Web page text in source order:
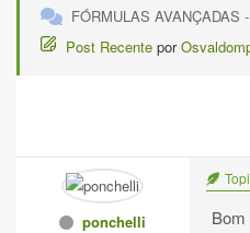
FÓRMULAS AVANÇADAS
Post Recente por
ponchelli